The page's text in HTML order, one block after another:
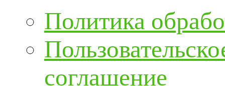
Политика
соглашение